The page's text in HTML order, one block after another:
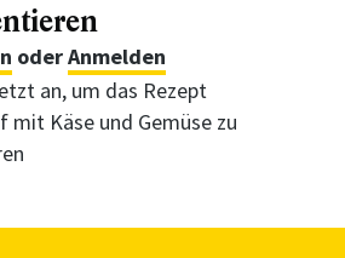
oderAnmelden
an, um das Rezept
mit Käse und Gemüse zu